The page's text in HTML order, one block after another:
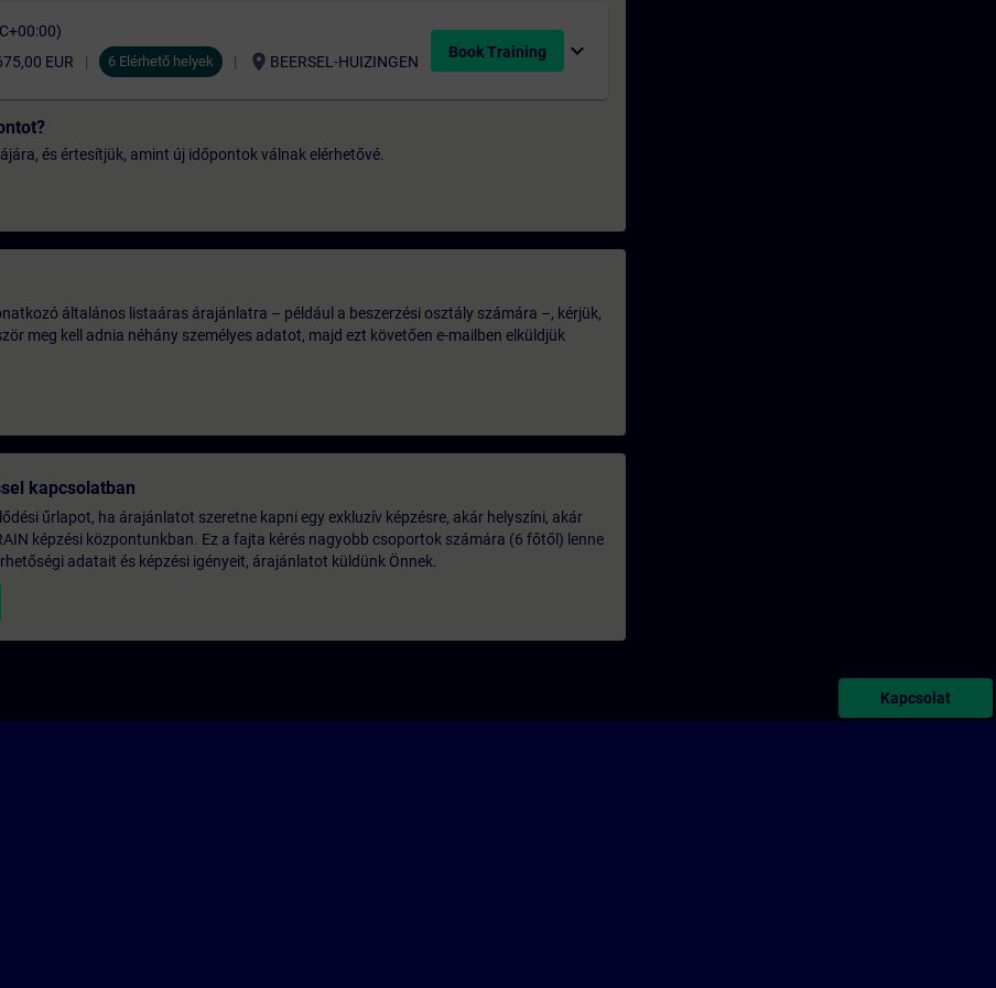
EUR 6 Elérhető helyek location_on BEERSEL-HUIZINGEN
Book Training expand_more
és értesítjük, amint új időpontok válnak elérhetővé.
általános listaáras árajánlatra – például a beszerzési osztály számára –, kérjük,
meg kell adnia néhány személyes adatot, majd ezt követően e-mailben elküldjük
kapcsolatban
űrlapot, ha árajánlatot szeretne kapni egy exkluzív képzésre, akár helyszíni, akár
képzési központunkban. Ez a fajta kérés nagyobb csoportok számára (6 főtől) lenne
adatait és képzési igényeit, árajánlatot küldünk Önnek.
Kapcsolat